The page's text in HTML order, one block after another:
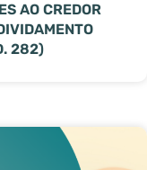
AO CREDOR
282)